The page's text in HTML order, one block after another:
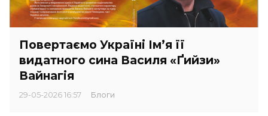
Повертаємо Україні Ім’я її
видатного сина Василя «Ґийзи»
Вайнагія
29-05-2026 16:57 Блоги